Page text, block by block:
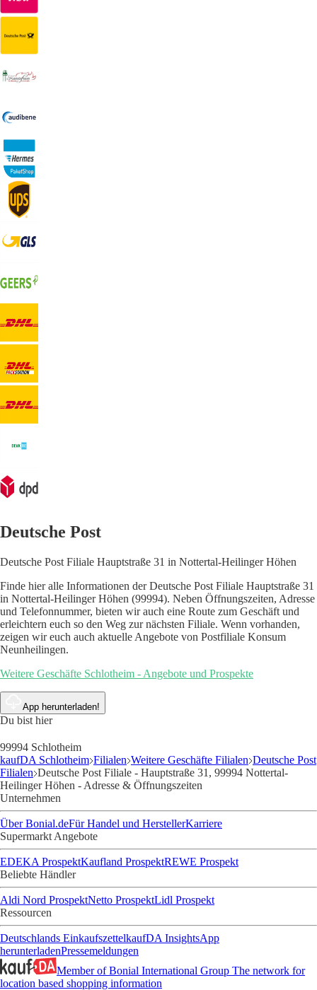
Deutsche Post
Deutsche Post Filiale Hauptstraße 31 in Nottertal-Heilinger Höhen
Finde hier alle Informationen der Deutsche Post Filiale Hauptstraße 31
in Nottertal-Heilinger Höhen (99994). Neben Öffnungszeiten, Adresse
und Telefonnummer, bieten wir auch eine Route zum Geschäft und
erleichtern euch so den Weg zur nächsten Filiale. Wenn vorhanden,
zeigen wir euch auch aktuelle Angebote von Postfiliale Konsum
Neunheilingen.
Weitere Geschäfte Schlotheim - Angebote und Prospekte
App herunterladen!
Du bist hier
99994 Schlotheim
kaufDA Schlotheim Filialen Weitere Geschäfte Filialen Deutsche Post
Filialen Deutsche Post Filiale - Hauptstraße 31, 99994 Nottertal-
Heilinger Höhen - Adresse & Öffnungszeiten
Unternehmen
Über Bonial.deFür Handel und HerstellerKarriere
Supermarkt Angebote
EDEKA ProspektKaufland ProspektREWE Prospekt
Beliebte Händler
Aldi Nord ProspektNetto ProspektLidl Prospekt
Ressourcen
Deutschlands EinkaufszettelkaufDA InsightsApp
herunterladenPressemeldungen
Member of Bonial International Group The network for
location based shopping information